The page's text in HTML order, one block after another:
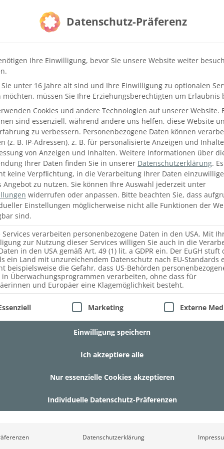
müssen berücksichtig werden. Ergänzt wird euer
Hängetaschen, Haken oder Körbe. Vielleicht
vor und fangt mit den oberen Regalen an, von dort
der Staubsauger, die sonst beim Einräumen vermutlich
BESCHRIFTUNG IST ALLES
auch ist das Ordnung halten wesentlich einfacher,
Datenschutz-Präferenz
Ihre Einwilligung, bevor Sie unsere Website weiter
unter 16 Jahre alt sind und Ihre Einwilligung zu optionalen
möchten, müssen Sie Ihre Erziehungsberechtigten um Erlaubnis
Cookies und andere Technologien auf unserer Website.
sind essenziell, während andere uns helfen, diese Website
zu verbessern. Personenbezogene Daten können
(z. B. IP-Adressen), z. B. für personalisierte Anzeigen und
von Anzeigen und Inhalten. Weitere Informationen über
Ihrer Daten finden Sie in unserer Datenschutzerklärung. Es
keine Verpflichtung, in die Verarbeitung Ihrer Daten
Angebot zu nutzen. Sie können Ihre Auswahl jederzeit unter
widerrufen oder anpassen. Bitte beachten Sie, dass
Einstellungen möglicherweise nicht alle Funktionen der
sind.
Services verarbeiten personenbezogene Daten in den USA. Mit
zur Nutzung dieser Services willigen Sie auch in die
in den USA gemäß Art. 49 (1) lit. a GDPR ein. Der EuGH stuft
ein Land mit unzureichendem Datenschutz nach EU-Standards
beispielsweise die Gefahr, dass US-Behörden
in Überwachungsprogrammen verarbeiten, ohne dass für
und Europäer eine Klagemöglichkeit besteht.
eine Liste der Service-Gruppen, für die eine
Marketing Externe
Einwilligung speichern
Ich akzeptiere alle
Nur essenzielle Cookies akzeptieren
Individuelle Datenschutz-Präferenzen
Datenschutzerklärung